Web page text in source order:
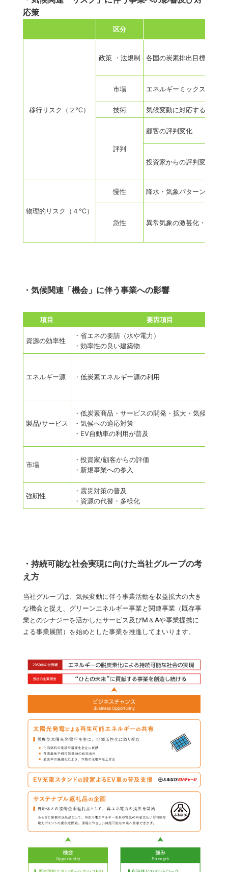
応策
区分
移行リスク （２℃）
政策 ・法規制 各国の炭素排出目標／政策
市場 エネルギーミックスの変化
技術 気候変動に対応するシス
評判
顧客の評判変化
投資家からの評判変化
物理的 リスク （４℃）
慢性 降水・気象パターンの変
急性 異常気象の激甚化・自然災
・気候関連「機会」に伴う事業への影響
項目 要因項目
資源の効率性
・省エネの要請（水や電力）
・効率性の良い建築物
エネルギー源 ・低炭素エネルギー源の利用
製品/サービス
・低炭素商品・サービスの開発・拡大・気候への適
・気候への適応対策
・EV自動車の利用が普及
市場
・投資家/顧客からの評価
・新規事業への参入
強靭性
・震災対策の普及
・資源の代替・多様化
・持続可能な社会実現に向けた当社グループの考
え方
当社グループは、気候変動に伴う事業活動を収益拡大の大き
な機会と捉え、グリーンエネルギー事業と関連事業（既存事
業とのシナジーを活かしたサービス及びM＆Aや事業提携に
よる事業展開）を始めとした事業を推進してまいります。